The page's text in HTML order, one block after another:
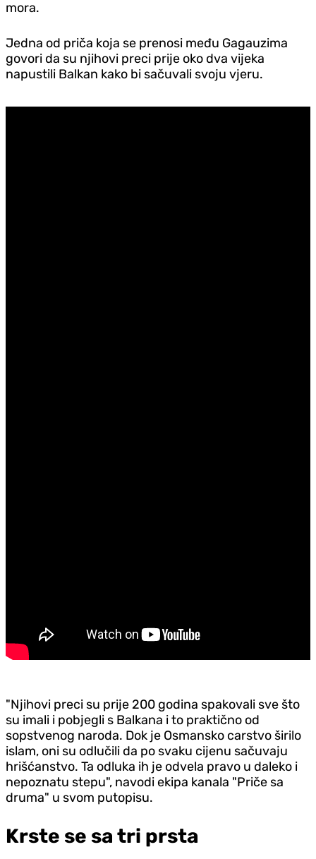
mora.
Jedna od priča koja se prenosi među Gagauzima
govori da su njihovi preci prije oko dva vijeka
napustili Balkan kako bi sačuvali svoju vjeru.
"Njihovi preci su prije 200 godina spakovali sve što
su imali i pobjegli s Balkana i to praktično od
sopstvenog naroda. Dok je Osmansko carstvo širilo
islam, oni su odlučili da po svaku cijenu sačuvaju
hrišćanstvo. Ta odluka ih je odvela pravo u daleko i
nepoznatu stepu", navodi ekipa kanala "Priče sa
druma" u svom putopisu.
Krste se sa tri prsta